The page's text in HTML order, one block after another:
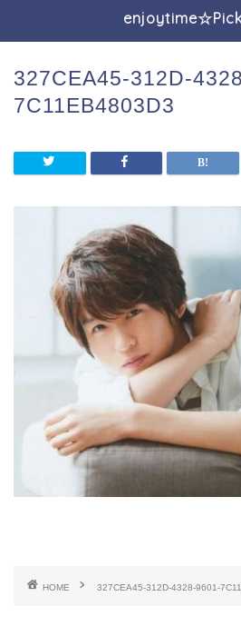
327CEA45-312D-
7C11EB4803D3
HOME 327CEA45-312D-4328-9601-